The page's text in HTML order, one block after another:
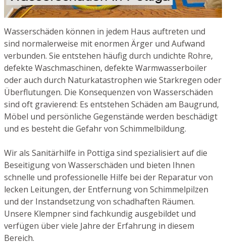
Wasserschäden können in jedem Haus auftreten und
sind normalerweise mit enormen Ärger und Aufwand
verbunden. Sie entstehen häufig durch undichte Rohre,
defekte Waschmaschinen, defekte Warmwasserboiler
oder auch durch Naturkatastrophen wie Starkregen oder
Überflutungen. Die Konsequenzen von Wasserschäden
sind oft gravierend: Es entstehen Schäden am Baugrund,
Möbel und persönliche Gegenstände werden beschädigt
und es besteht die Gefahr von Schimmelbildung.
Wir als Sanitärhilfe in Pottiga sind spezialisiert auf die
Beseitigung von Wasserschäden und bieten Ihnen
schnelle und professionelle Hilfe bei der Reparatur von
lecken Leitungen, der Entfernung von Schimmelpilzen
und der Instandsetzung von schadhaften Räumen.
Unsere Klempner sind fachkundig ausgebildet und
verfügen über viele Jahre der Erfahrung in diesem
Bereich.